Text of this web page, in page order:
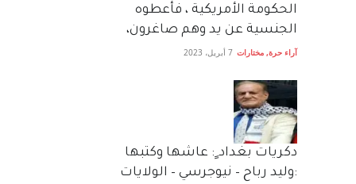
الحكومة الأمريكية ، فأعطوه
الجنسية عن يد وهم صاغرون،
آراء حرة, مختارات 7 أبريل، 2023
دكريات بغداد ٍ: عاشها وكتبها
:وليد رباح – نيوجرسي – الولايات